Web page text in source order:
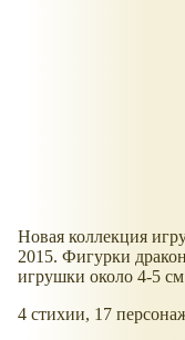
Новая коллекция
2015. Фигурки
игрушки около 4-5
4 стихии, 17